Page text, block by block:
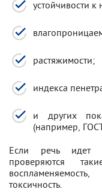
устойчивости
растяжимости;
индекса
и других
(например,
Если речь идет
проверяются
токсичность.